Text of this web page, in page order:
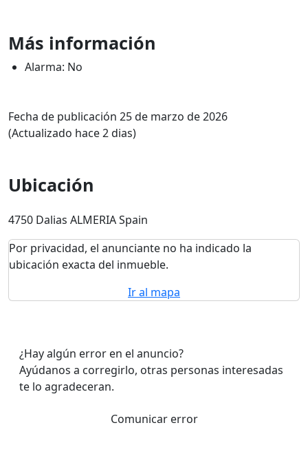
Más información
Alarma: No
Fecha de publicación 25 de marzo de 2026
(Actualizado hace 2 dias)
Ubicación
4750 Dalias ALMERIA Spain
Por privacidad, el anunciante no ha indicado la
ubicación exacta del inmueble.
Ir al mapa
¿Hay algún error en el anuncio?
Ayúdanos a corregirlo, otras personas interesadas
te lo agradeceran.
Comunicar error